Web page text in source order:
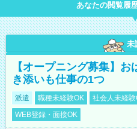
あなたの閲覧履
未
【オープニング募集】
き添いも仕事の1つ
派遣 職種未経験OK 社会人未経験
WEB登録・面接OK